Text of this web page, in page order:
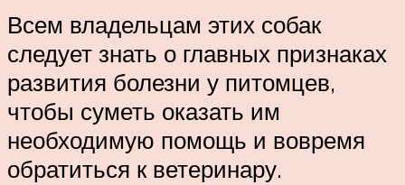
Всем владельцам этих собак
следует знать о главных признаках
развития болезни у питомцев,
чтобы суметь оказать им
необходимую помощь и вовремя
обратиться к ветеринару.